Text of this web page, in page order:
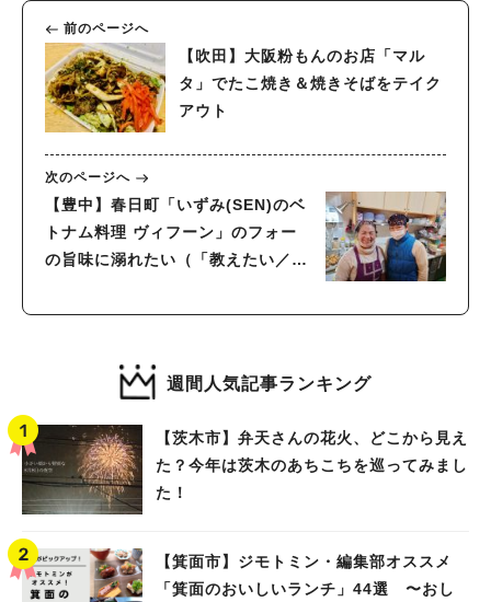
前のページへ
【吹田】大阪粉もんのお店「マル
タ」でたこ焼き＆焼きそばをテイク
アウト
次のページへ
【豊中】春日町「いずみ(SEN)のベ
トナム料理 ヴィフーン」のフォー
の旨味に溺れたい（「教えたい／
週間人気記事ランキング
【茨木市】弁天さんの花火、どこから見え
た？今年は茨木のあちこちを巡ってみまし
た！
【箕面市】ジモトミン・編集部オススメ
「箕面のおいしいランチ」44選 〜おし